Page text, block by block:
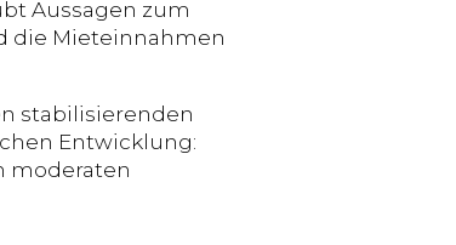
Aussagen zum
die Mieteinnahmen
stabilisierenden
Entwicklung:
moderaten